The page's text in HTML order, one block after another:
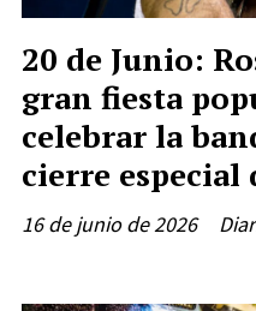
20 de Junio:
gran fiesta
celebrar la
cierre especial
16 de junio de 2026